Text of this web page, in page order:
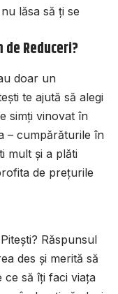
lăsa să ți se
Reduceri?
doar un
te ajută să alegi
simți vinovat în
– cumpărăturile în
mult și a plăti
de prețurile
Răspunsul
des și merită să
ce să îți faci viața